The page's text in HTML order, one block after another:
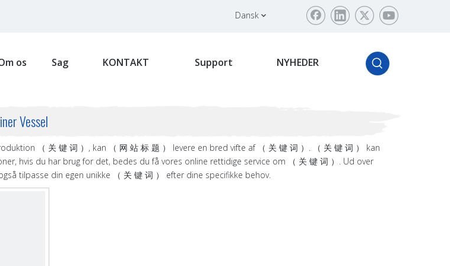
Dansk
os Sag KONTAKT Support NYHEDER
Vessel
（ 关 键 词 ）, kan （ 网 站 标 题 ） levere en bred vifte af （ 关 键 词 ）. （ 关 键 词 ） kan
hvis du har brug for det, bedes du få vores online rettidige service om （ 关 键 词 ）. Ud over
tilpasse din egen unikke （ 关 键 词 ） efter dine specifikke behov.